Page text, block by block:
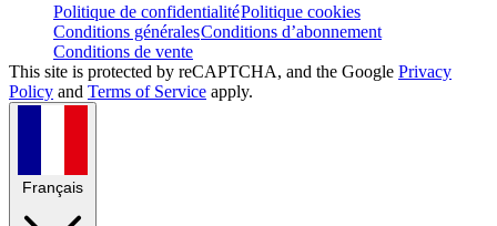
Politique de confidentialitéPolitique cookies
Conditions généralesConditions d’abonnement
Conditions de vente
This site is protected by reCAPTCHA, and the Google Privacy
Policy and Terms of Service apply.
Français